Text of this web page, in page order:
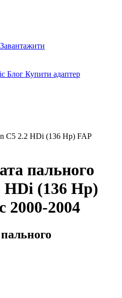
Завантажити
Блог Купити адаптер
C5 2.2 HDi (136 Hp) FAP
пального
HDi (136 Hp)
2000-2004